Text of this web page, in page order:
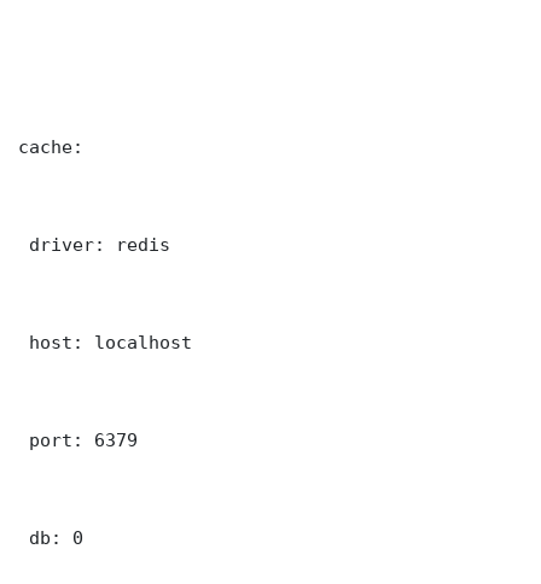
cache:
driver: redis
host: localhost
port: 6379
db: 0